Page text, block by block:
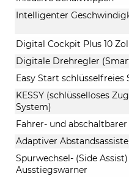
Intelligenter
Digital Cockpit Plus 10
Digitale Drehregler
Easy Start schlüsselfreies
KESSY (schlüsselloses
System)
Fahrer- und
Adaptiver
Spurwechsel- (Side
Ausstiegswarner